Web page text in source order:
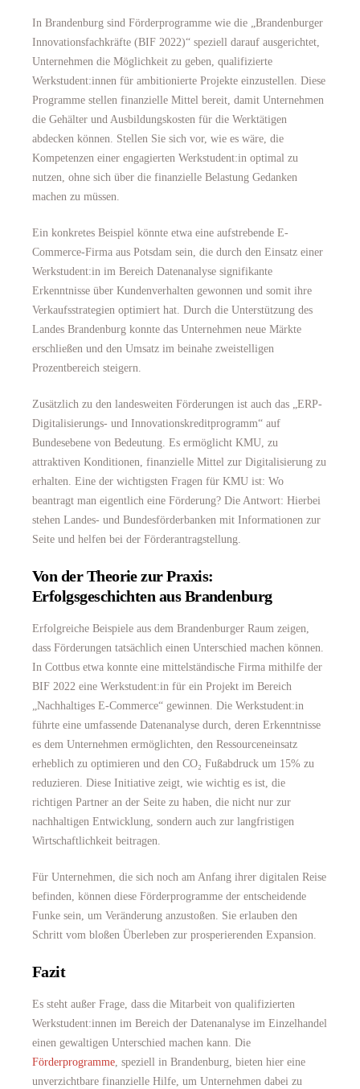
In Brandenburg sind Förderprogramme wie die „Brandenburger
Innovationsfachkräfte (BIF 2022)“ speziell darauf ausgerichtet,
Unternehmen die Möglichkeit zu geben, qualifizierte
Werkstudent:innen für ambitionierte Projekte einzustellen. Diese
Programme stellen finanzielle Mittel bereit, damit Unternehmen
die Gehälter und Ausbildungskosten für die Werktätigen
abdecken können. Stellen Sie sich vor, wie es wäre, die
Kompetenzen einer engagierten Werkstudent:in optimal zu
nutzen, ohne sich über die finanzielle Belastung Gedanken
machen zu müssen.
Ein konkretes Beispiel könnte etwa eine aufstrebende E-
Commerce-Firma aus Potsdam sein, die durch den Einsatz einer
Werkstudent:in im Bereich Datenanalyse signifikante
Erkenntnisse über Kundenverhalten gewonnen und somit ihre
Verkaufsstrategien optimiert hat. Durch die Unterstützung des
Landes Brandenburg konnte das Unternehmen neue Märkte
erschließen und den Umsatz im beinahe zweistelligen
Prozentbereich steigern.
Zusätzlich zu den landesweiten Förderungen ist auch das „ERP-
Digitalisierungs- und Innovationskreditprogramm“ auf
Bundesebene von Bedeutung. Es ermöglicht KMU, zu
attraktiven Konditionen, finanzielle Mittel zur Digitalisierung zu
erhalten. Eine der wichtigsten Fragen für KMU ist: Wo
beantragt man eigentlich eine Förderung? Die Antwort: Hierbei
stehen Landes- und Bundesförderbanken mit Informationen zur
Seite und helfen bei der Förderantragstellung.
Von der Theorie zur Praxis:
Erfolgsgeschichten aus Brandenburg
Erfolgreiche Beispiele aus dem Brandenburger Raum zeigen,
dass Förderungen tatsächlich einen Unterschied machen können.
In Cottbus etwa konnte eine mittelständische Firma mithilfe der
BIF 2022 eine Werkstudent:in für ein Projekt im Bereich
„Nachhaltiges E-Commerce“ gewinnen. Die Werkstudent:in
führte eine umfassende Datenanalyse durch, deren Erkenntnisse
es dem Unternehmen ermöglichten, den Ressourceneinsatz
erheblich zu optimieren und den CO₂ Fußabdruck um 15% zu
reduzieren. Diese Initiative zeigt, wie wichtig es ist, die
richtigen Partner an der Seite zu haben, die nicht nur zur
nachhaltigen Entwicklung, sondern auch zur langfristigen
Wirtschaftlichkeit beitragen.
Für Unternehmen, die sich noch am Anfang ihrer digitalen Reise
befinden, können diese Förderprogramme der entscheidende
Funke sein, um Veränderung anzustoßen. Sie erlauben den
Schritt vom bloßen Überleben zur prosperierenden Expansion.
Fazit
Es steht außer Frage, dass die Mitarbeit von qualifizierten
Werkstudent:innen im Bereich der Datenanalyse im Einzelhandel
einen gewaltigen Unterschied machen kann. Die
Förderprogramme , speziell in Brandenburg, bieten hier eine
unverzichtbare finanzielle Hilfe, um Unternehmen dabei zu